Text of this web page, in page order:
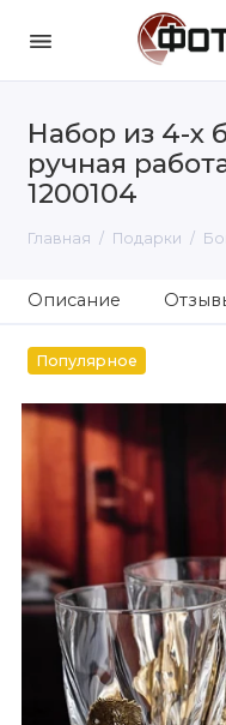
Набор из 4-х
ручная
1200104
Главная Подарки
Описание
Популярное